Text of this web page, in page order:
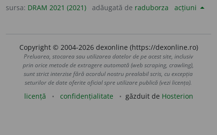
sursa: DRAM 2021 (2021) adăugată de raduborza acțiuni
Copyright © 2004-2026 dexonline (https://dexonline.ro)
Preluarea, stocarea sau utilizarea datelor de pe acest site, inclusiv
prin orice metode de extragere automată (web scraping, crawling),
sunt strict interzise fără acordul nostru prealabil scris, cu excepția
seturilor de date oferite oficial spre utilizare publică (vezi licența).
licență confidențialitate găzduit de Hosterion